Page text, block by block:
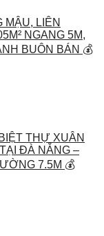
MẬU, LIÊN
NGANG 5M,
BUÔN BÁN 💰
THỰ XUÂN
ĐÀ NẴNG –
7.5M 💰